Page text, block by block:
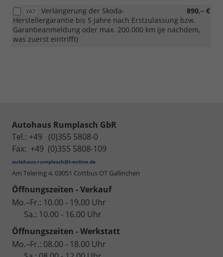
YA7 890,– €
Verlängerung der Skoda-
Herstellergarantie bis 5 Jahre nach Erstzulassung bzw.
Garantieanmeldung oder max. 200.000 km (je nachdem,
was zuerst eintrifft)
Autohaus Rumplasch GbR
Tel.: +49 (0)355 5808-0
Fax: +49 (0)355 5808-109
autohaus-rumplasch@t-online.de
Am Telering 4, 03051 Cottbus OT Gallinchen
Öffnungszeiten - Verkauf
Mo.–Fr.: 10.00 - 19.00 Uhr
Sa.: 10.00 - 16.00 Uhr
Öffnungszeiten - Werkstatt
Mo.–Fr.: 08.00 - 18.00 Uhr